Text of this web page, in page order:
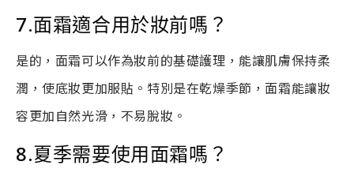
7.面霜適合用於妝前嗎？
是的，面霜可以作為妝前的基礎護理，能讓肌膚保持柔
潤，使底妝更加服貼。特別是在乾燥季節，面霜能讓妝
容更加自然光滑，不易脫妝。
8.夏季需要使用面霜嗎？